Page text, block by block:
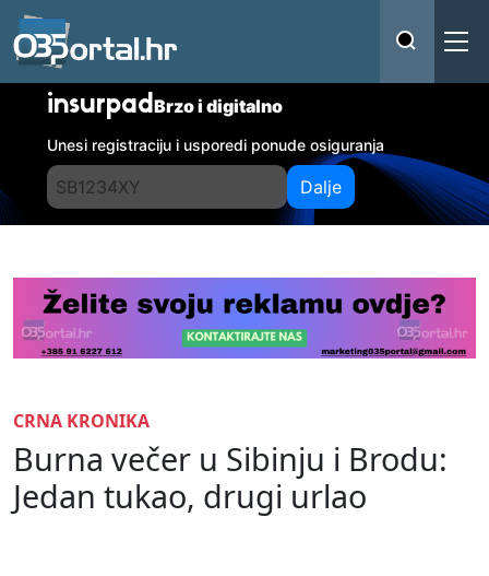
insurpadBrzo i digitalno
Unesi registraciju i usporedi ponude osiguranja
Dalje
CRNA KRONIKA
Burna večer u Sibinju i Brodu:
Jedan tukao, drugi urlao